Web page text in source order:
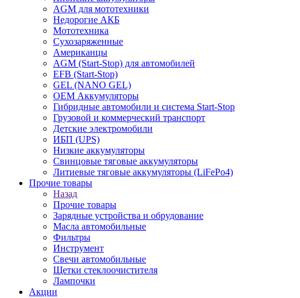
AGM для мототехники
Недорогие АКБ
Мототехника
Сухозаряженные
Американцы
AGM (Start-Stop) для автомобилей
EFB (Start-Stop)
GEL (NANO GEL)
OEM Аккумуляторы
Гибридные автомобили и система Start-Stop
Грузовой и коммерческий транспорт
Детские электромобили
ИБП (UPS)
Низкие аккумуляторы
Свинцовые тяговые аккумуляторы
Литиевые тяговые аккумуляторы (LiFePo4)
Прочие товары
Назад
Прочие товары
Зарядные устройства и обрудование
Масла автомобильные
Фильтры
Инструмент
Свечи автомобильные
Щетки стеклоочистителя
Лампочки
Акции